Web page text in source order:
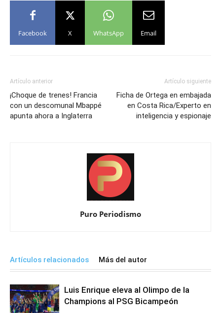
Facebook X WhatsApp Email
Artículo anterior
¡Choque de trenes! Francia
con un descomunal Mbappé
apunta ahora a Inglaterra
Artículo siguiente
Ficha de Ortega en embajada
en Costa Rica/Experto en
inteligencia y espionaje
Puro Periodismo
Artículos relacionados Más del autor
Luis Enrique eleva al Olimpo de la
Champions al PSG Bicampeón